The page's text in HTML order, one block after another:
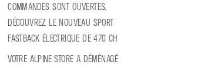
commandes sont ouvertes,
découvrez le nouveau sport
fastback électrique de 470 ch
Votre Alpine Store a déménagé